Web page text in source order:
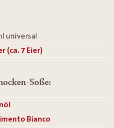
universal
(ca. 7 Eier)
Soße:
Bianco